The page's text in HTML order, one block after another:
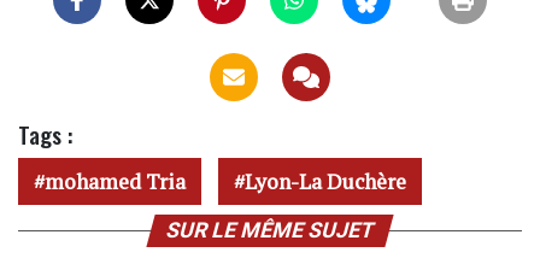
Tags :
mohamed Tria Lyon-La Duchère
SUR LE MÊME SUJET